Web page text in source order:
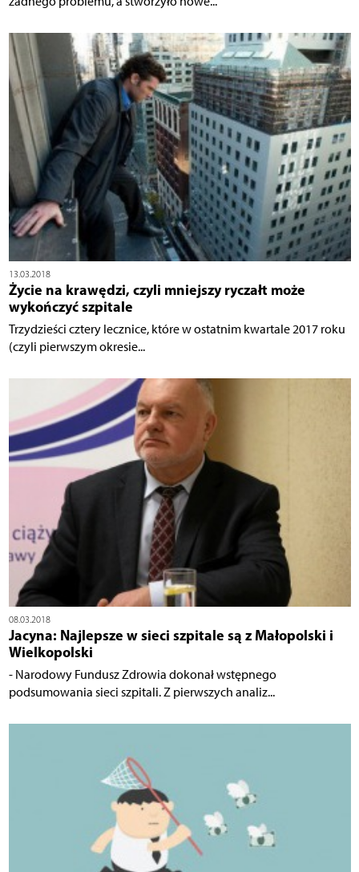
13.03.2018
Życie na krawędzi, czyli mniejszy ryczałt może
wykończyć szpitale
Trzydzieści cztery lecznice, które w ostatnim kwartale 2017 roku
(czyli pierwszym okresie...
08.03.2018
Jacyna: Najlepsze w sieci szpitale są z Małopolski i
Wielkopolski
- Narodowy Fundusz Zdrowia dokonał wstępnego
podsumowania sieci szpitali. Z pierwszych analiz...